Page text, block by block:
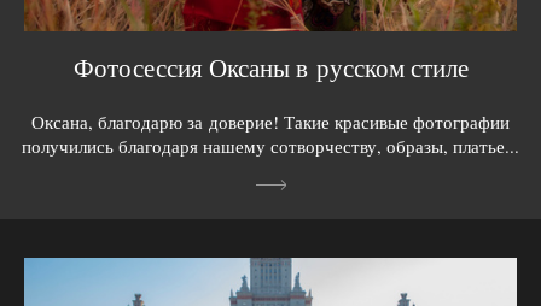
Фотосессия Оксаны в русском стиле
Оксана, благодарю за доверие! Такие красивые фотографии
получились благодаря нашему сотворчеству, образы, платье...